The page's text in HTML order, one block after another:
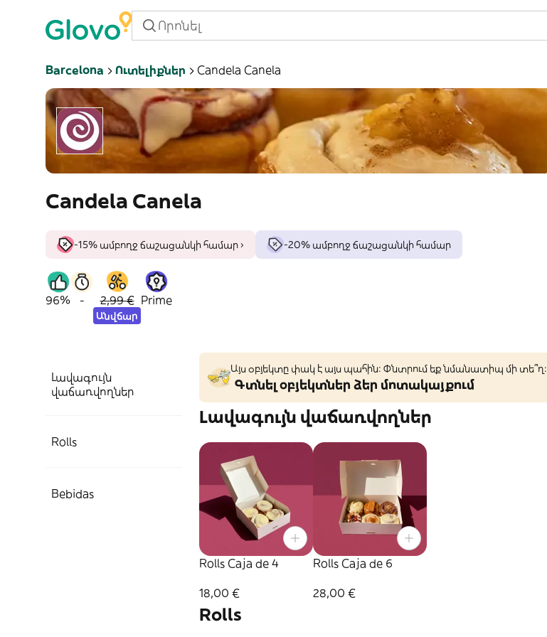
Barcelona Ուտելիքներ Candela Canela
Candela Canela
-15% ամբողջ ճաշացանկի համար › -20% ամբողջ ճաշացանկի համար
96% - 2,99 €
Անվճար
Prime
Լավագույն
վաճառվողներ
Rolls
Bebidas
Այս օբյեկտը փակ է այս պահին: Փնտրում եք նմանատիպ մի տե՞ղ։
Գտնել օբյեկտներ ձեր մոտակայքում
Լավագույն վաճառվողներ
Rolls Caja de 4
18,00 €
Rolls Caja de 6
28,00 €
Rolls